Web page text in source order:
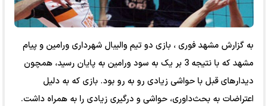
به گزارش مشهد فوری ، بازی دو تیم والیبال شهرداری ورامین و پیام‌
مشهد که با نتیجه 3 بر یک به سود ورامین به پایان رسید، همچون
دیدارهای قبل با حواشی زیادی رو به رو بود. بازی که به دلیل
اعتراضات به بحث‌داوری، حواشی و درگیری زیادی را به همراه داشت.